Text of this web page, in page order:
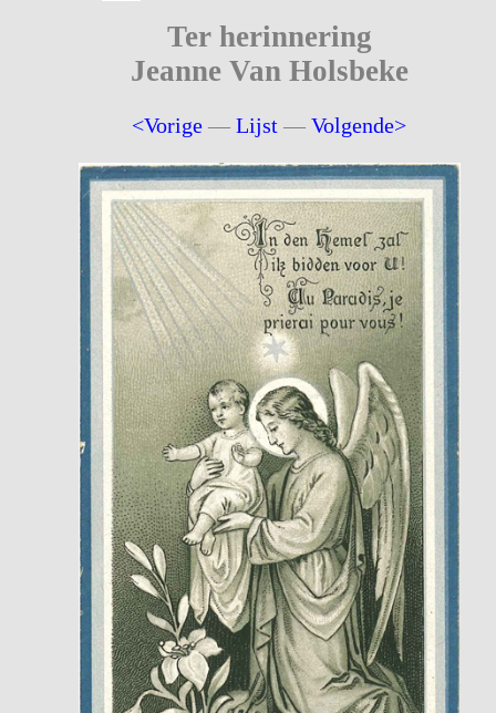
Ter herinnering
Jeanne Van Holsbeke
<Vorige —Lijst —Volgende>